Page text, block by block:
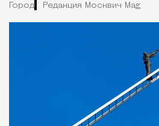
Город Редакция Москвич Mag